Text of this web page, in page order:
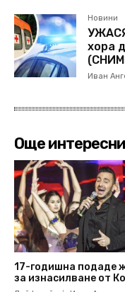
Новини
хора
Иван
Още
17-годишна подаде
за изнасилване от